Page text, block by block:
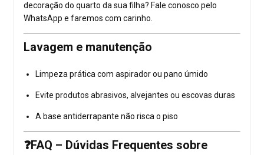
decoração do quarto da sua filha? Fale conosco pelo
WhatsApp e faremos com carinho.
Lavagem e manutenção
Limpeza prática com aspirador ou pano úmido
Evite produtos abrasivos, alvejantes ou escovas duras
A base antiderrapante não risca o piso
❓FAQ – Dúvidas Frequentes sobre